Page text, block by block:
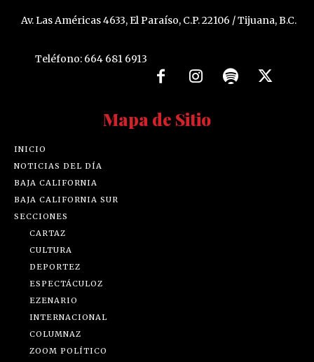
Av. Las Américas 4633, El Paraíso, C.P. 22106 / Tijuana, B.C.
Teléfono: 664 681 6913
Mapa de Sitio
INICIO
NOTICIAS DEL DÍA
BAJA CALIFORNIA
BAJA CALIFORNIA SUR
SECCIONES
CARTAZ
CULTURA
DEPORTEZ
ESPECTÁCULOZ
EZENARIO
INTERNACIONAL
COLUMNAZ
ZOOM POLÍTICO